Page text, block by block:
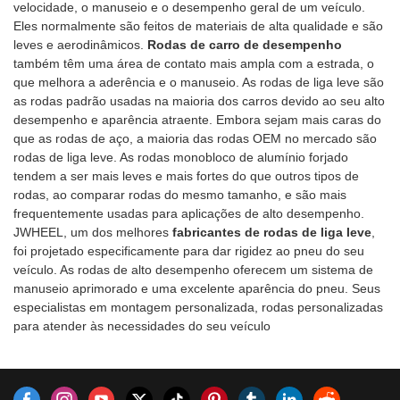
velocidade, o manuseio e o desempenho geral de um veículo.
Eles normalmente são feitos de materiais de alta qualidade e são
leves e aerodinâmicos. Rodas de carro de desempenho
também têm uma área de contato mais ampla com a estrada, o
que melhora a aderência e o manuseio. As rodas de liga leve são
as rodas padrão usadas na maioria dos carros devido ao seu alto
desempenho e aparência atraente. Embora sejam mais caras do
que as rodas de aço, a maioria das rodas OEM no mercado são
rodas de liga leve. As rodas monobloco de alumínio forjado
tendem a ser mais leves e mais fortes do que outros tipos de
rodas, ao comparar rodas do mesmo tamanho, e são mais
frequentemente usadas para aplicações de alto desempenho.
JWHEEL, um dos melhores fabricantes de rodas de liga leve
foi projetado especificamente para dar rigidez ao pneu do seu
veículo. As rodas de alto desempenho oferecem um sistema de
manuseio aprimorado e uma excelente aparência do pneu. Seus
especialistas em montagem personalizada, rodas personalizadas
para atender às necessidades do seu veículo
aplicação de pressão no
cilindro interno da roda,
durante a rotação e depois de
fundida. Este processo estica e
comprime o alumínio, o que
aumenta a resistência à tração.
A este respeito, o processo
compartilha propriedades
semelhantes àquelas
encontradas no processo de
forjamento. O produto final é
mais leve, mais forte, tem
maior alongamento e uma
resistência ao choque muito
maior, bem como uma maior
capacidade de carga em
relação às rodas fundidas
normais.
continuamente. As
especificações do SAAB
Wheels 17 podem ser
personalizadas de acordo com
suas necessidades.
mercado. JWHEEL resume os
defeitos de produtos anteriores
e os melhora continuamente.
As especificações das rodas de
liga leve Vauxhall& Os Pneus
Performance podem ser
personalizados de acordo com
as suas necessidades.
peso leve, bom
calordissipação, mais eficiente
em termos de combustível.Os
cubos de roda originais têm
estilo único e carecem de
individualidade.É fácil ser
deformado que existem riscos
de segurança.